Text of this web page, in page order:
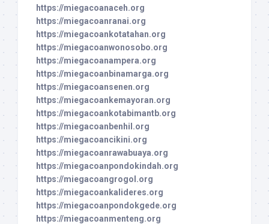
https://miegacoanaceh.org
https://miegacoanranai.org
https://miegacoankotatahan.org
https://miegacoanwonosobo.org
https://miegacoanampera.org
https://miegacoanbinamarga.org
https://miegacoansenen.org
https://miegacoankemayoran.org
https://miegacoankotabimantb.org
https://miegacoanbenhil.org
https://miegacoancikini.org
https://miegacoanrawabuaya.org
https://miegacoanpondokindah.org
https://miegacoangrogol.org
https://miegacoankalideres.org
https://miegacoanpondokgede.org
https://miegacoanmenteng.org